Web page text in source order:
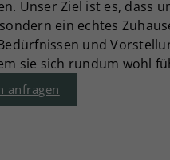
Unser Ziel ist es, dass
ein echtes
und
sie sich rundum wohl
anfragen